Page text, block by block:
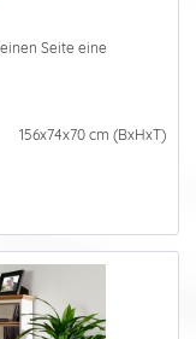
Seite eine
156x74x70 cm (BxHxT)